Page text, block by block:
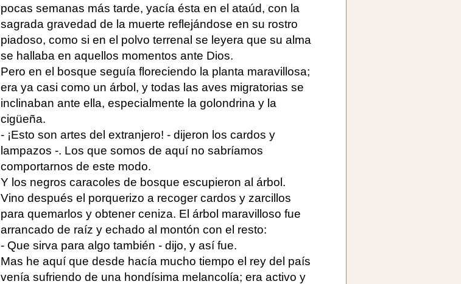
pocas semanas más tarde, yacía ésta en el ataúd, con la
sagrada gravedad de la muerte reflejándose en su rostro
piadoso, como si en el polvo terrenal se leyera que su alma
se hallaba en aquellos momentos ante Dios.
Pero en el bosque seguía floreciendo la planta maravillosa;
era ya casi como un árbol, y todas las aves migratorias se
inclinaban ante ella, especialmente la golondrina y la
cigüeña.
- ¡Esto son artes del extranjero! - dijeron los cardos y
lampazos -. Los que somos de aquí no sabríamos
comportarnos de este modo.
Y los negros caracoles de bosque escupieron al árbol.
Vino después el porquerizo a recoger cardos y zarcillos
para quemarlos y obtener ceniza. El árbol maravilloso fue
arrancado de raíz y echado al montón con el resto:
- Que sirva para algo también - dijo, y así fue.
Mas he aquí que desde hacía mucho tiempo el rey del país
venía sufriendo de una hondísima melancolía; era activo y